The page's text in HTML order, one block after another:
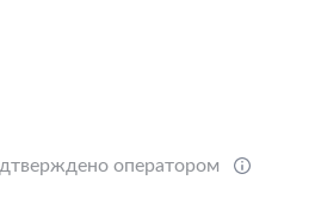
оператором